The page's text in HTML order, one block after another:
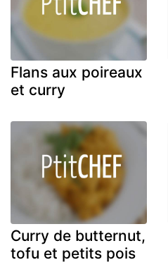
Flans aux poireaux
et curry
Curry de butternut,
tofu et petits pois